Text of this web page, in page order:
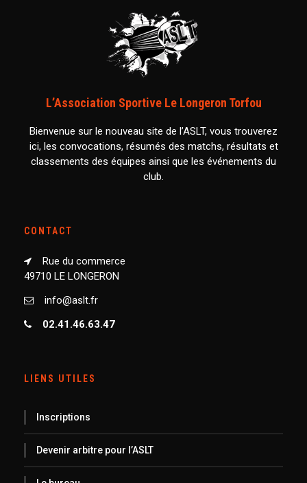
L’Association Sportive Le Longeron Torfou
Bienvenue sur le nouveau site de l’ASLT, vous trouverez
ici, les convocations, résumés des matchs, résultats et
classements des équipes ainsi que les événements du
club.
CONTACT
Rue du commerce
49710 LE LONGERON
info@aslt.fr
02.41.46.63.47
LIENS UTILES
Inscriptions
Devenir arbitre pour l’ASLT